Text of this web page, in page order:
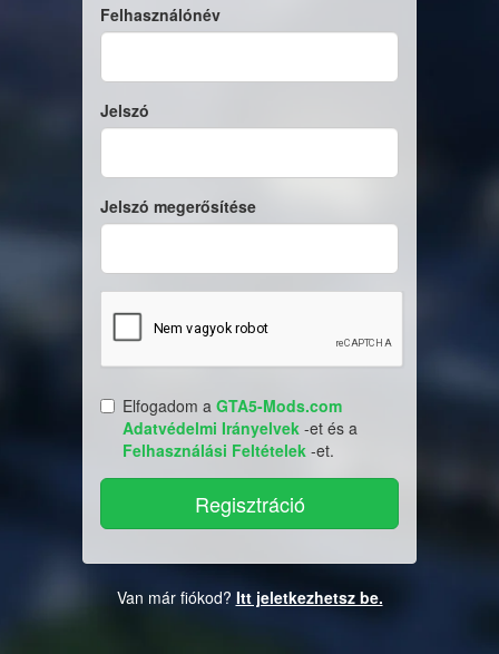
Felhasználónév
Jelszó
Jelszó megerősítése
Elfogadom a GTA5-Mods.com
Adatvédelmi Irányelvek -et és a
Felhasználási Feltételek -et.
Van már fiókod? Itt jeletkezhetsz be.